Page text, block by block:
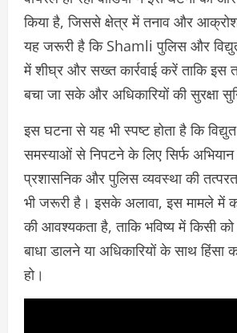
किया है, जिससे क्षेत्र में तनाव और
यह जरूरी है कि Shamli पुलिस और
में शीघ्र और सख्त कार्रवाई करें ताकि
बचा जा सके और अधिकारियों की सुरक्षा
इस घटना से यह भी स्पष्ट होता है कि
समस्याओं से निपटने के लिए सिर्फ अभियान
प्रशासनिक और पुलिस व्यवस्था की
भी जरूरी है। इसके अलावा, इस मामले में
की आवश्यकता है, ताकि भविष्य में किसी को
बाधा डालने या अधिकारियों के साथ हिंसा
हो।